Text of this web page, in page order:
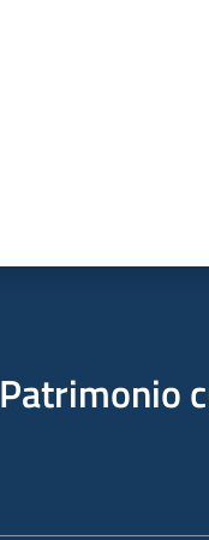
Patrimonio